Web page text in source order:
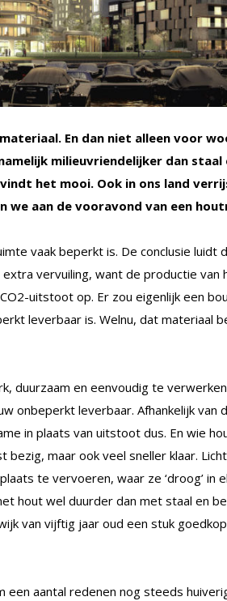
En dan niet alleen voor
milieuvriendelijker dan staal
het mooi. Ook in ons land
we aan de vooravond van een
vaak beperkt is. De conclusie luidt
vervuiling, want de productie van
uitstoot op. Er zou eigenlijk een
leverbaar is. Welnu, dat materiaal
duurzaam en eenvoudig te
onbeperkt leverbaar. Afhankelijk van
in plaats van uitstoot dus. En wie
bezig, maar ook veel sneller klaar.
te vervoeren, waar ze ‘droog’ in
hout wel duurder dan met staal en
van vijftig jaar oud een stuk
aantal redenen nog steeds